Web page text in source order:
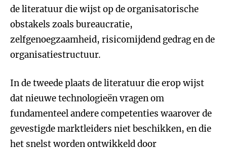
de literatuur die wijst op de organisatorische
obstakels zoals bureaucratie,
zelfgenoegzaamheid, risicomijdend gedrag en de
organisatiestructuur.
In de tweede plaats de literatuur die erop wijst
dat nieuwe technologieën vragen om
fundamenteel andere competenties waarover de
gevestigde marktleiders niet beschikken, en die
het snelst worden ontwikkeld door